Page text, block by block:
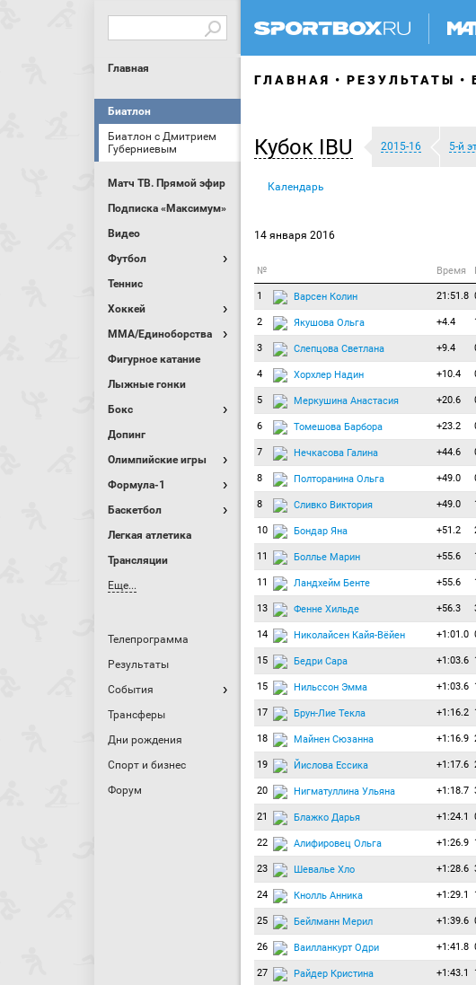
Главная
Биатлон
Биатлон с Дмитрием
Губерниевым
Матч ТВ. Прямой эфир
Подписка «Максимум»
Видео
Футбол
Теннис
Хоккей
MMA/Единоборства
Фигурное катание
Лыжные гонки
Бокс
Допинг
Олимпийские игры
Формула-1
Баскетбол
Легкая атлетика
Трансляции
Еще...
Телепрограмма
Результаты
События
Трансферы
Дни рождения
Спорт и бизнес
Форум
ГЛАВНАЯ РЕЗУЛЬТАТЫ
Кубок IBU 2015-16 5-й
Календарь
14 января 2016
№ Время
1 Варсен Колин 21:51.8
2 Якушова Ольга +4.4
3 Слепцова Светлана +9.4
4 Хорхлер Надин +10.4
5 Меркушина Анастасия +20.6
6 Томешова Барбора +23.2
7 Нечкасова Галина +44.6
8 Полторанина Ольга +49.0
8 Сливко Виктория +49.0
10 Бондар Яна +51.2
11 Боллье Марин +55.6
11 Ландхейм Бенте +55.6
13 Фенне Хильде +56.3
14 Николайсен Кайя-Вёйен +1:01.0
15 Бедри Сара +1:03.6
15 Нильссон Эмма +1:03.6
17 Брун-Лие Текла +1:16.2
18 Майнен Сюзанна +1:16.9
19 Йислова Ессика +1:17.6
20 Нигматуллина Ульяна +1:18.7
21 Блажко Дарья +1:24.1
22 Алифировец Ольга +1:26.9
23 Шевалье Хло +1:28.6
24 Кнолль Анника +1:29.1
25 Бейлманн Мерил +1:39.6
26 Ваилланкурт Одри +1:41.8
27 Райдер Кристина +1:43.1